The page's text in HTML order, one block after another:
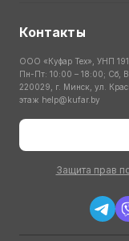
Контакты
ООО «Куфар Тех», УНП
Пн-Пт: 10:00 – 18:00; Сб,
220029, г. Минск, ул.
этаж help@kufar.by
Защита прав